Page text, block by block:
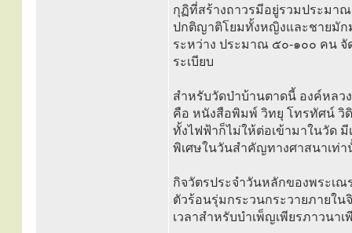
กุฏิที่สร้างถาวรมีอยู่รวมประมา
ปกติญาติโยมทั้งหญิงและชายมัก
ระหว่าง ประมาณ ๕๐-๑๐๐ คน
ระเบียบ
สำหรับวัดป่าบ้านตาดนี้ องค์หลว
คือ หนังสือพิมพ์ วิทยุ โทรทัศน์ วิ
ทั้งไฟฟ้าก็ไม่ให้ต่อเข้ามาในวัด
พิเศษในวันสำคัญทางศาสนาเท่า
กิจวัตรประจำวันหลักของพระเ
ตัวร้อนรุ่มกระวนกระวายภายใน
เวลาสำหรับบำเพ็ญเพียรภาวนาเ